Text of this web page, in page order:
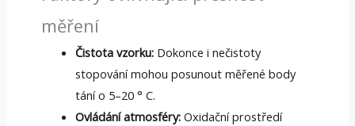
měření
Čistota vzorku: Dokonce i nečistoty
stopování mohou posunout měřené body
tání o 5–20 ° C.
Ovládání atmosféry: Oxidační prostředí